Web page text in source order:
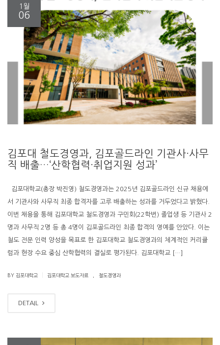
1월
06
김포대 철도경영과, 김포골드라인 기관사·사무
직 배출…‘산학협력·취업지원 성과’
김포대학교(총장 박진영) 철도경영과는 2025년 김포골드라인 신규 채용에
서 기관사와 사무직 최종 합격자를 고루 배출하는 성과를 거두었다고 밝혔다.
이번 채용을 통해 김포대학교 철도경영과 구민회(22학번) 졸업생 등 기관사 2
명과 사무직 2명 등 총 4명이 김포골드라인 최종 합격의 영예를 안았다. 이는
철도 전문 인력 양성을 목표로 한 김포대학교 철도경영과의 체계적인 커리큘
럼과 현장 수요 중심 산학협력의 결실로 평가된다. 김포대학교 […]
BY 김포대학교 김포대학교 보도자료 철도경영과
DETAIL